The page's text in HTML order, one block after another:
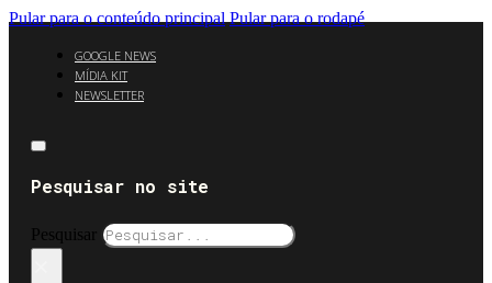
Pular para o conteúdo principal Pular para o rodapé
GOOGLE NEWS
MÍDIA KIT
NEWSLETTER
Pesquisar no site
Pesquisar